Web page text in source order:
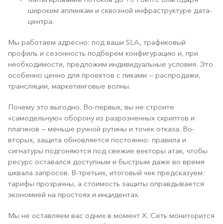
широким аплинкам и сквозной инфраструктуре дата-
центра.
Мы работаем адресно: под ваши SLA, трафиковый
профиль и сезонность подберём конфигурацию и, при
необходимости, предложим индивидуальные условия. Это
особенно ценно для проектов с пиками — распродажи,
трансляции, маркетинговые волны.
Почему это выгодно. Во-первых, вы не строите
«самодельную» оборону из разрозненных скриптов и
плагинов — меньше ручной рутины и точек отказа. Во-
вторых, защита обновляется постоянно: правила и
сигнатуры подгоняются под свежие векторы атак, чтобы
ресурс оставался доступным и быстрым даже во время
шквала запросов. В-третьих, итоговый чек предсказуем:
тарифы прозрачны, а стоимость защиты оправдывается
экономией на простоях и инцидентах.
Мы не оставляем вас одних в момент Х. Сеть мониторится